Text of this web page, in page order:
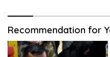
Recommendation for